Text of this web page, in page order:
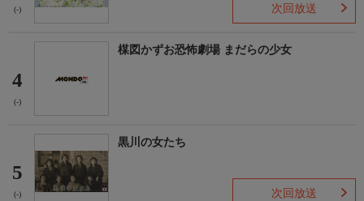
(-) 次回放送
4
(-)
楳図かずお恐怖劇場 まだらの少女
5
(-)
黒川の女たち
次回放送